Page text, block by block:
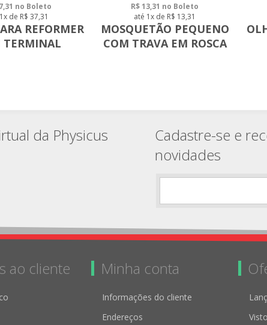
no Boleto
de R$ 37,31
REFORMER
TERMINAL
R$ 13,31 no Boleto
até 1x de R$ 13,31
MOSQUETÃO PEQUENO
COM TRAVA EM ROSCA
da Physicus
Cadastre-se e
novidades
ao cliente Minha conta
Informações do cliente
Endereços